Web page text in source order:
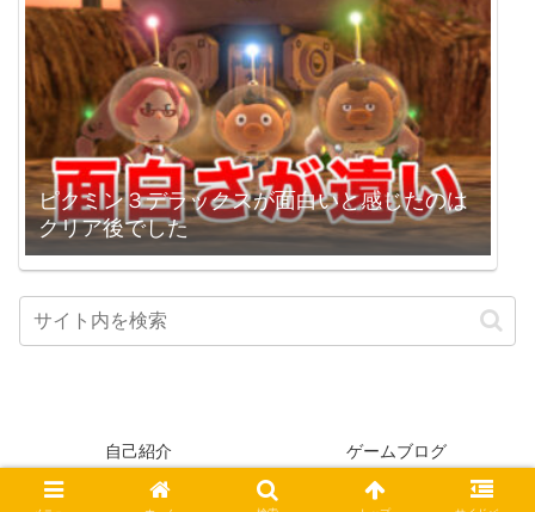
ピクミン３デラックスが面白いと感じたのは
クリア後でした
自己紹介 ゲームブログ
© 2005-2026 higopage.